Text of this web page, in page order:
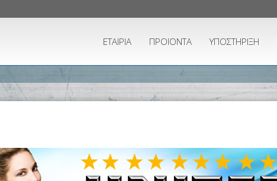
ΕΤΑΙΡΙΑ ΠΡΟΪΟΝΤΑ ΥΠΟΣΤΗΡΙΞΗ